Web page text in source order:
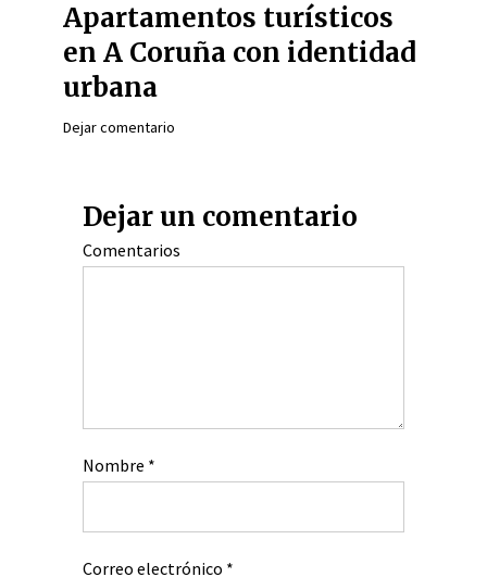
Apartamentos turísticos
en A Coruña con identidad
urbana
Dejar comentario
Dejar un comentario
Comentarios
Nombre *
Correo electrónico *